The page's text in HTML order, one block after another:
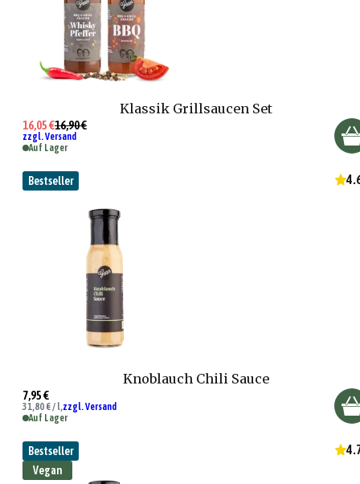
Klassik Grillsaucen Set
16,05 €16,90 €
zzgl. Versand
Auf Lager
Bestseller
Knoblauch Chili Sauce
7,95 €
31,80 € / l,zzgl. Versand
Auf Lager
Bestseller
Vegan